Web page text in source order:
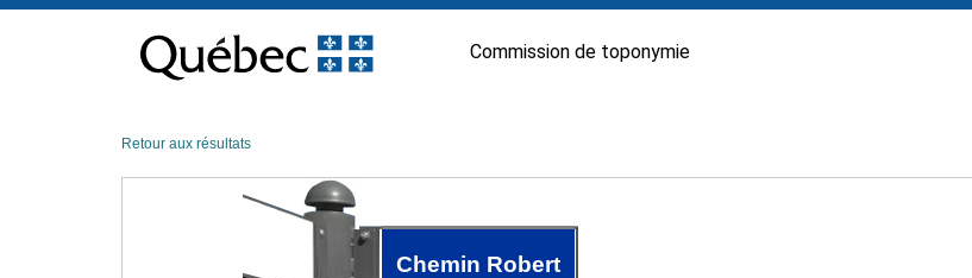
contenu
Commission de toponymie
Retour aux résultats
Chemin Robert